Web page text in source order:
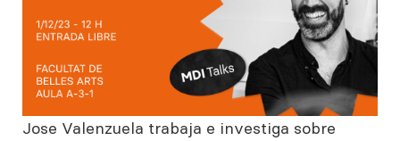
Jose Valenzuela trabaja e investiga sobre